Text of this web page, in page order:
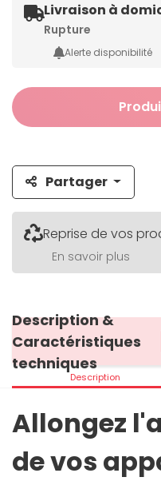
Livraison à
Rupture
Alerte disponibilité
Partager
Reprise de vos
En savoir plus
Description &
Caractéristiques
techniques
Description
Allongez
de vos